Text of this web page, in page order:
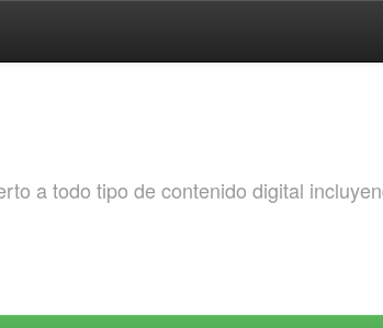
a todo tipo de contenido digital